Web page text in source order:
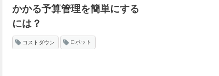
かかる予算管理を簡単にする
には？
コストダウン ロボット